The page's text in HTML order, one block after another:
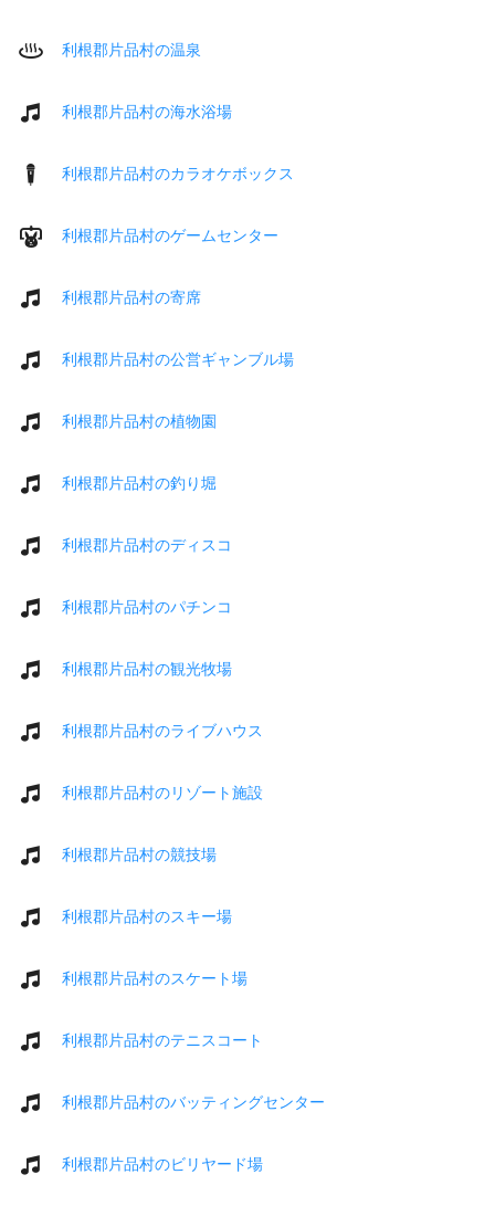
利根郡片品村の温泉
利根郡片品村の海水浴場
利根郡片品村のカラオケボックス
利根郡片品村のゲームセンター
利根郡片品村の寄席
利根郡片品村の公営ギャンブル場
利根郡片品村の植物園
利根郡片品村の釣り堀
利根郡片品村のディスコ
利根郡片品村のパチンコ
利根郡片品村の観光牧場
利根郡片品村のライブハウス
利根郡片品村のリゾート施設
利根郡片品村の競技場
利根郡片品村のスキー場
利根郡片品村のスケート場
利根郡片品村のテニスコート
利根郡片品村のバッティングセンター
利根郡片品村のビリヤード場